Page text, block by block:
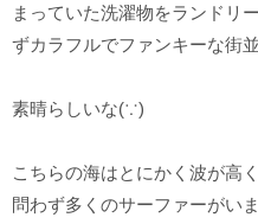
まっていた洗濯物をランドリ
ずカラフルでファンキーな街
素晴らしいな(∵)
こちらの海はとにかく波が
問わず多くのサーファーがい